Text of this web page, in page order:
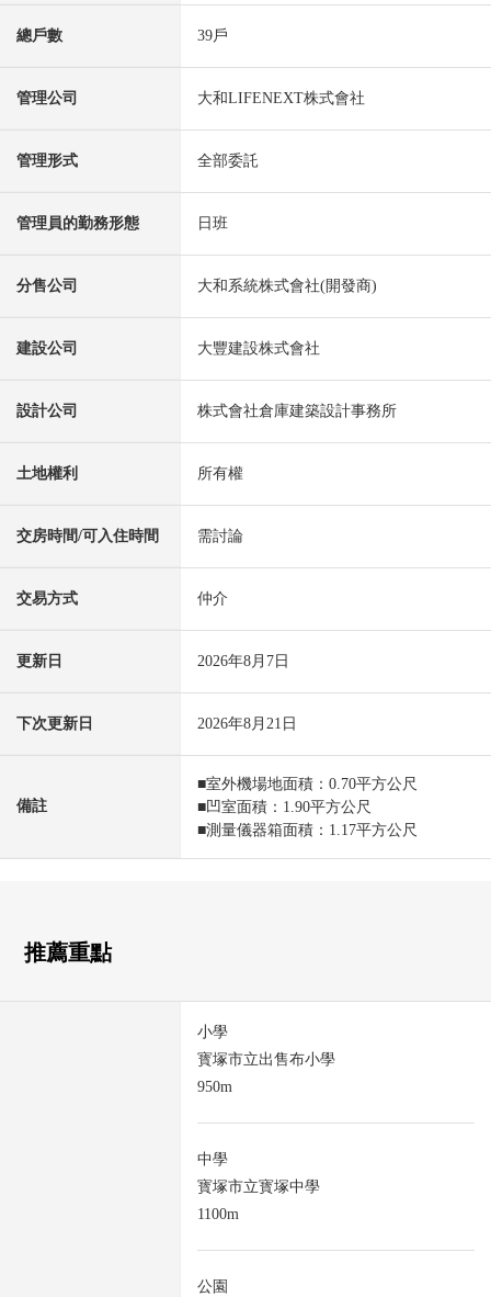
總戶數 39戶
管理公司 大和LIFENEXT株式會社
管理形式 全部委託
管理員的勤務形態 日班
分售公司 大和系統株式會社(開發商)
建設公司 大豐建設株式會社
設計公司 株式會社倉庫建築設計事務所
土地權利 所有權
交房時間/可入住時間 需討論
交易方式 仲介
更新日 2026年8月7日
下次更新日 2026年8月21日
備註
■室外機場地面積：0.70平方公尺
■凹室面積：1.90平方公尺
■測量儀器箱面積：1.17平方公尺
推薦重點
小學
寳塚市立出售布小學
950m
中學
寳塚市立寳塚中學
1100m
公園